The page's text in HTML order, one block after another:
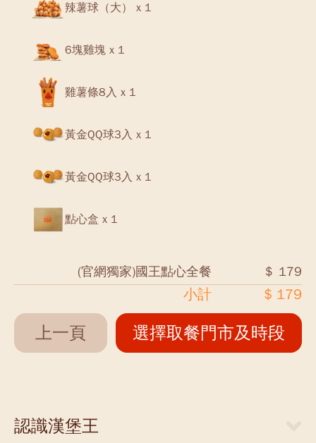
辣薯球（大） x 1
6塊雞塊 x 1
雞薯條8入 x 1
黃金QQ球3入 x 1
黃金QQ球3入 x 1
點心盒 x 1
(官網獨家)國王點心全餐 ＄ 179
小計 $ 179
上一頁 選擇取餐門市及時段
認識漢堡王